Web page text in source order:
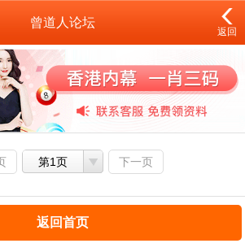
曾道人论坛
返回
第1页 下一页
返回首页